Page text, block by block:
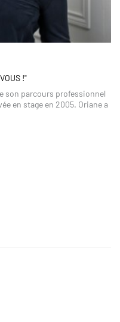
!"
son parcours professionnel
en stage en 2005. Oriane a